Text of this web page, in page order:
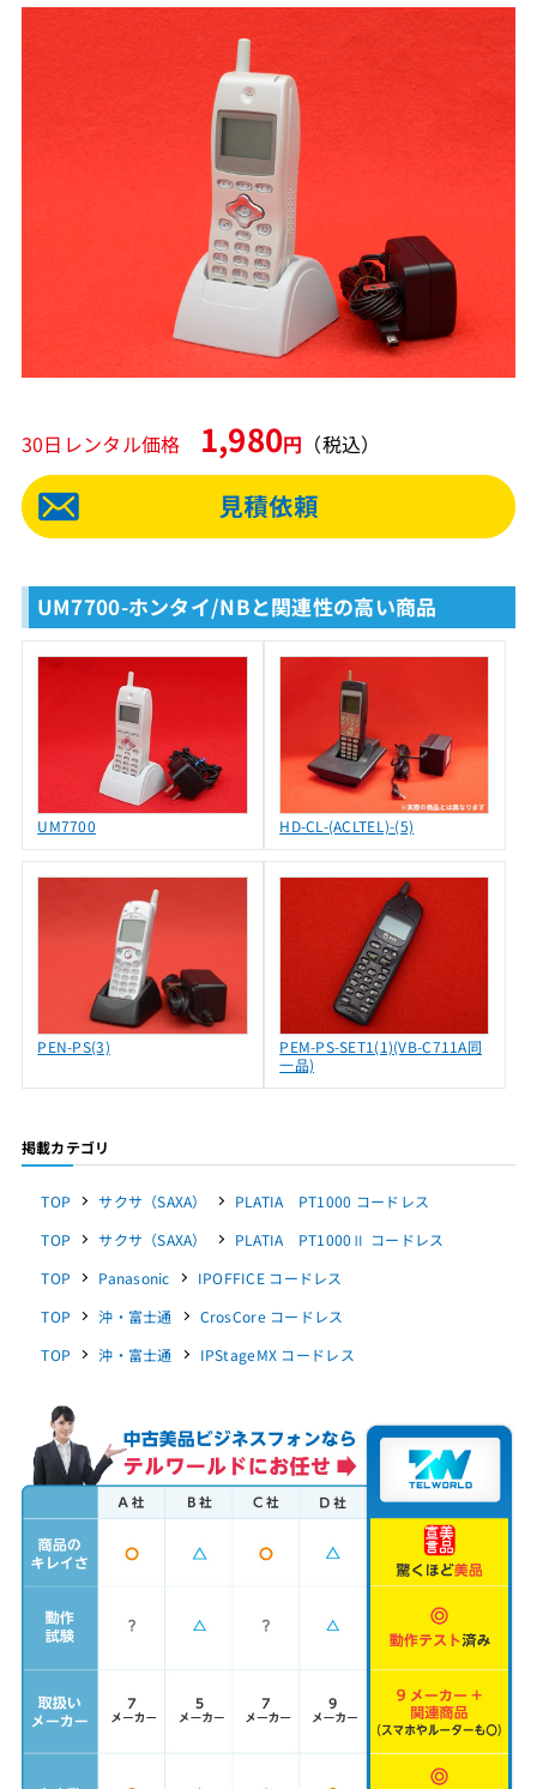
30日レンタル価格 1,980円 （税込）
UM7700-ホンタイ/NBと関連性の高い商品
UM7700 HD-CL-(ACLTEL)-(5)
PEN-PS(3)
PEM-PS-SET1(1)(VB-C711A同
一品)
掲載カテゴリ
TOP サクサ（SAXA）
PLATIA PT1000 コードレス
TOP
サクサ（SAXA）
PLATIA PT1000Ⅱ コードレス
TOP
Panasonic
IPOFFICE コードレス
TOP
沖・富士通
CrosCore コードレス
TOP
沖・富士通 IPStageMX コードレス